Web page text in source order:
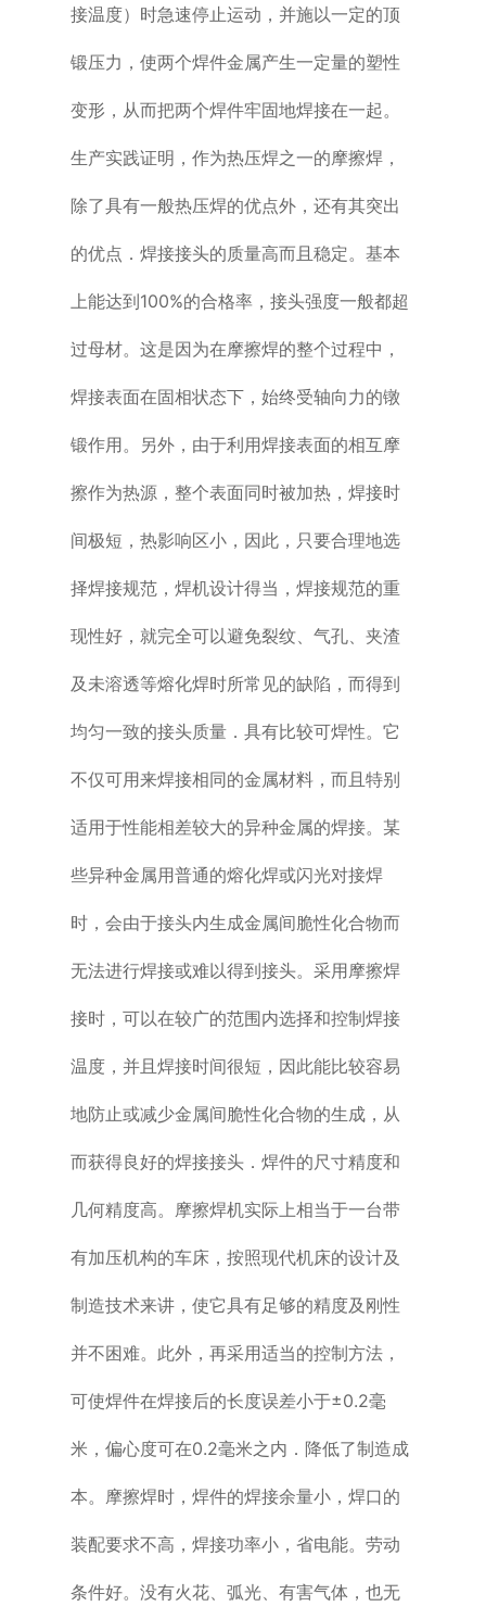
接温度）时急速停止运动，并施以一定的顶
锻压力，使两个焊件金属产生一定量的塑性
变形，从而把两个焊件牢固地焊接在一起。
生产实践证明，作为热压焊之一的摩擦焊，
除了具有一般热压焊的优点外，还有其突出
的优点．焊接接头的质量高而且稳定。基本
上能达到100%的合格率，接头强度一般都超
过母材。这是因为在摩擦焊的整个过程中，
焊接表面在固相状态下，始终受轴向力的镦
锻作用。另外，由于利用焊接表面的相互摩
擦作为热源，整个表面同时被加热，焊接时
间极短，热影响区小，因此，只要合理地选
择焊接规范，焊机设计得当，焊接规范的重
现性好，就完全可以避免裂纹、气孔、夹渣
及未溶透等熔化焊时所常见的缺陷，而得到
均匀一致的接头质量．具有比较可焊性。它
不仅可用来焊接相同的金属材料，而且特别
适用于性能相差较大的异种金属的焊接。某
些异种金属用普通的熔化焊或闪光对接焊
时，会由于接头内生成金属间脆性化合物而
无法进行焊接或难以得到接头。采用摩擦焊
接时，可以在较广的范围内选择和控制焊接
温度，并且焊接时间很短，因此能比较容易
地防止或减少金属间脆性化合物的生成，从
而获得良好的焊接接头．焊件的尺寸精度和
几何精度高。摩擦焊机实际上相当于一台带
有加压机构的车床，按照现代机床的设计及
制造技术来讲，使它具有足够的精度及刚性
并不困难。此外，再采用适当的控制方法，
可使焊件在焊接后的长度误差小于±0.2毫
米，偏心度可在0.2毫米之内．降低了制造成
本。摩擦焊时，焊件的焊接余量小，焊口的
装配要求不高，焊接功率小，省电能。劳动
条件好。没有火花、弧光、有害气体，也无